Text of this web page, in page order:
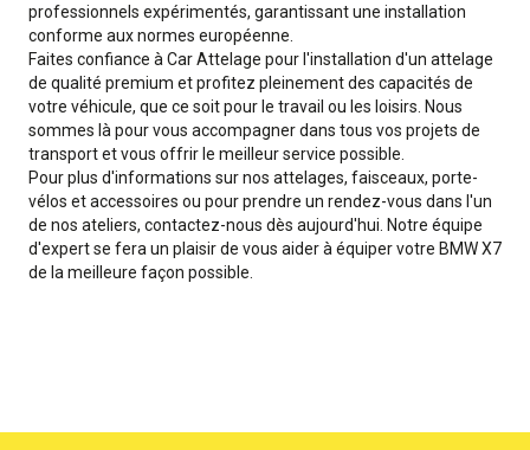
professionnels expérimentés, garantissant une installation
conforme aux normes européenne.
Faites confiance à Car Attelage pour l'installation d'un attelage
de qualité premium et profitez pleinement des capacités de
votre véhicule, que ce soit pour le travail ou les loisirs. Nous
sommes là pour vous accompagner dans tous vos projets de
transport et vous offrir le meilleur service possible.
Pour plus d'informations sur nos attelages, faisceaux, porte-
vélos et accessoires ou pour prendre un rendez-vous dans l'un
de nos ateliers, contactez-nous dès aujourd'hui. Notre équipe
d'expert se fera un plaisir de vous aider à équiper votre BMW X7
de la meilleure façon possible.